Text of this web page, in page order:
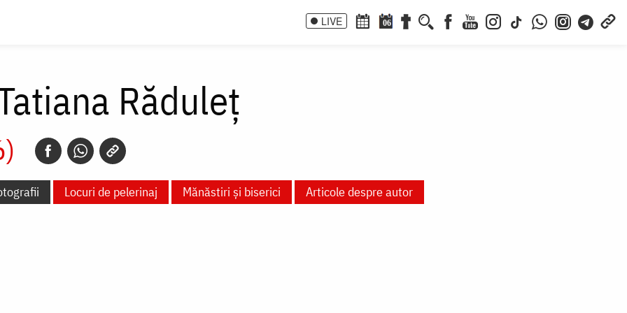
LIVE 06
Răduleț
Locuri de pelerinaj Mănăstiri și biserici Articole despre autor